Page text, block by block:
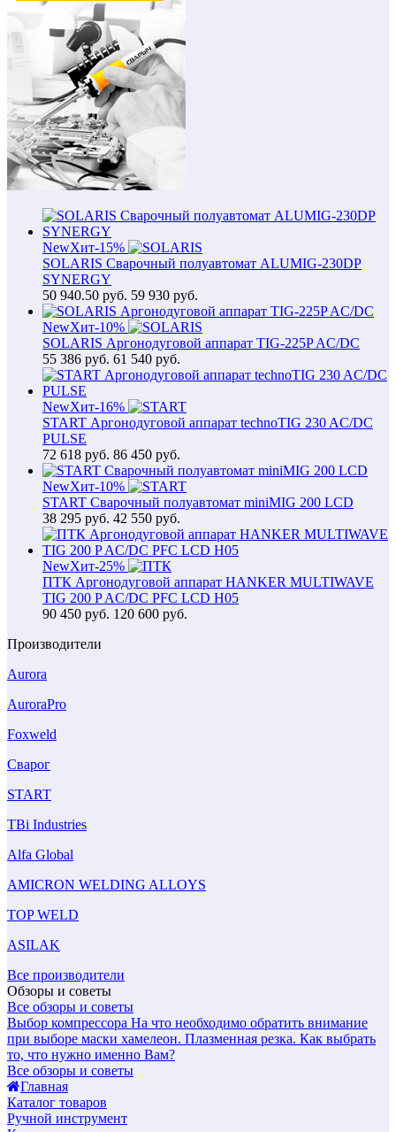
NewХит-15%
SOLARIS Сварочный полуавтомат ALUMIG-230DP
SYNERGY
50 940.50 руб. 59 930 руб.
NewХит-10%
SOLARIS Аргонодуговой аппарат TIG-225P AC/DC
55 386 руб. 61 540 руб.
NewХит-16%
START Аргонодуговой аппарат technoTIG 230 AC/DC
PULSE
72 618 руб. 86 450 руб.
NewХит-10%
START Сварочный полуавтомат miniMIG 200 LCD
38 295 руб. 42 550 руб.
NewХит-25%
ПТК Аргонодуговой аппарат HANKER MULTIWAVE
TIG 200 P AC/DC PFC LCD H05
90 450 руб. 120 600 руб.
Производители
Aurora
AuroraPro
Foxweld
Сварог
START
TBi Industries
Alfa Global
AMICRON WELDING ALLOYS
TOP WELD
ASILAK
Все производители
Обзоры и советы
Все обзоры и советы
Выбор компрессора На что необходимо обратить внимание
при выборе маски хамелеон. Плазменная резка. Как выбрать
то, что нужно именно Вам?
Все обзоры и советы
Главная
Каталог товаров
Ручной инструмент